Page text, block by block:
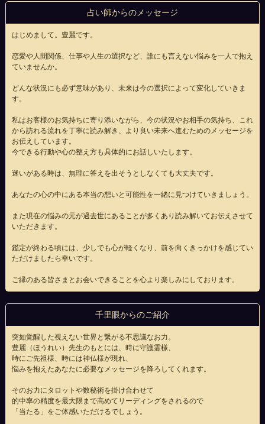
占い師からのメッセージ
はじめまして。豊麗です。
恋愛や人間関係、仕事や人生の選択など、誰にも言えない悩みを一人で抱え
ていませんか。
どんな状況にも必ず意味があり、未来は今の選択によって変化していきま
す。
私はお客様のお気持ちに寄り添いながら、今の状況やお相手の気持ち、これ
から訪れる流れを丁寧に読み解き、より良い未来へ進むためのメッセージを
お伝えしています。
今できる行動や心の整え方も具体的にお話しいたします。
迷いがある時は、無理に答えを出そうとしなくても大丈夫です。
あなたの心の中にある本当の想いと可能性を一緒に見つけていきましょう。
また現在の悩みの元が過去世にあることが多くあり読み解いてお伝えさせて
いただきます。
鑑定が終わる頃には、少しでも心が軽くなり、前を向くきっかけを感じてい
ただけましたら幸いです。
ご縁のある皆さまとお会いできることを心より楽しみにしております。
千里眼からのご紹介
突如覚醒した視えない世界と繋がる不思議なお力。
豊麗（ほうれい）先生のもとには、時に守護霊様、
時にご先祖様、時には神仏様が現れ、
悩みを抱えたあなたに必要なメッセージを降ろしてくれます。
そのお力にタロットや数秘術を掛け合わせて
的中率の精度を最大限まで高めてリーディングをされるので
「当たる」をご体感いただけるでしょう。